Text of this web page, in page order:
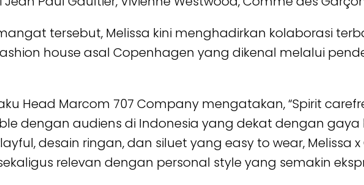
tersebut, Melissa kini menghadirkan kolaborasi
house asal Copenhagen yang dikenal melalui
Head Marcom 707 Company mengatakan, “Spirit
dengan audiens di Indonesia yang dekat dengan gaya
desain ringan, dan siluet yang easy to wear, Melissa
relevan dengan personal style yang semakin